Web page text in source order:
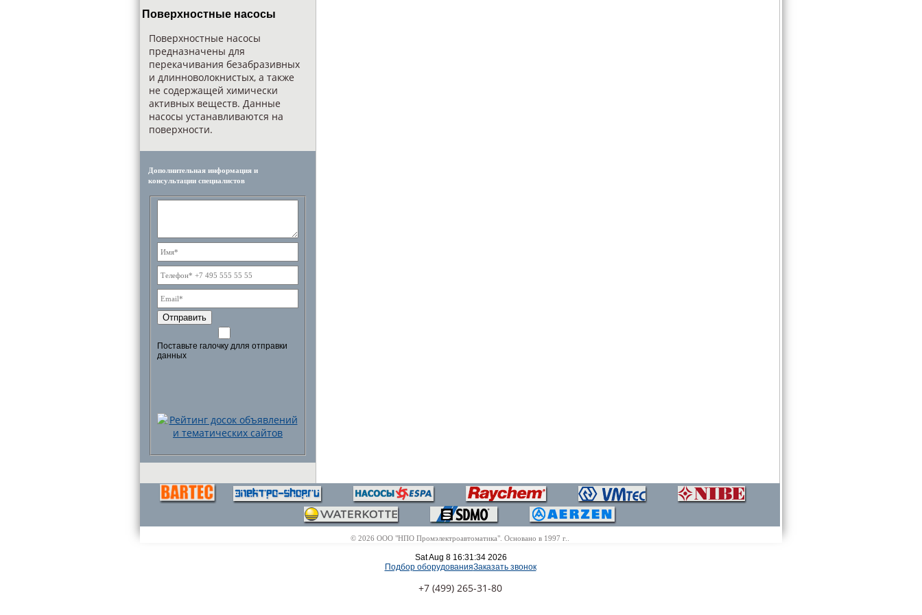
Поверхностные насосы
Поверхностные насосы
предназначены для
перекачивания безабразивных
и длинноволокнистых, а также
не содержащей химически
активных веществ. Данные
насосы устанавливаются на
поверхности.
Дополнительная информация и
консультации специалистов
Отправить
Поставьте галочку длля отправки
данных
© 2026 ООО "НПО Промэлектроавтоматика". Основано в 1997 г..
Sat Aug 8 16:31:34 2026
Подбор оборудованияЗаказать звонок
+7 (499) 265-31-80